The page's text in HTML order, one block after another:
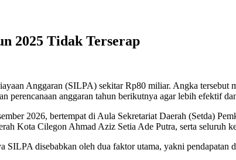
2025 Tidak Terserap
Anggaran (SILPA) sekitar Rp80 miliar. Angka tersebut
perencanaan anggaran tahun berikutnya agar lebih efektif
2026, bertempat di Aula Sekretariat Daerah (Setda)
Kota Cilegon Ahmad Aziz Setia Ade Putra, serta seluruh
disebabkan oleh dua faktor utama, yakni pendapatan